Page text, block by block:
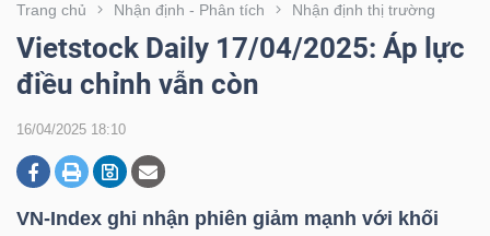
Trang chủ Nhận định - Phân tích Nhận định thị trường
Vietstock Daily 17/04/2025: Áp lực
điều chỉnh vẫn còn
16/04/2025 18:10
VN-Index ghi nhận phiên giảm mạnh với khối
CHỨNG
DOANH